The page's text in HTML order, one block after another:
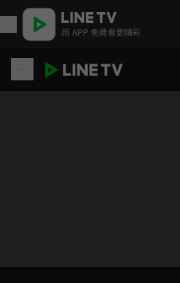
用 APP 免費看更精彩